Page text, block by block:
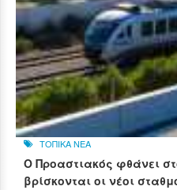
ΤΟΠΙΚΑ ΝΕΑ
Ο Προαστιακός φθάνει
βρίσκονται οι νέοι